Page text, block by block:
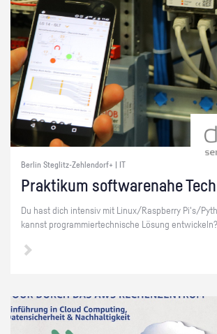
Berlin Steglitz-Zehlendorf+ | IT
Prak­ti­kum soft­ware­na­he
Du hast dich in­ten­siv mit Linux/Raspber­ry Pi's/
kannst pro­gram­mier­tech­ni­sche Lö­sung ent­wi­ckeln?